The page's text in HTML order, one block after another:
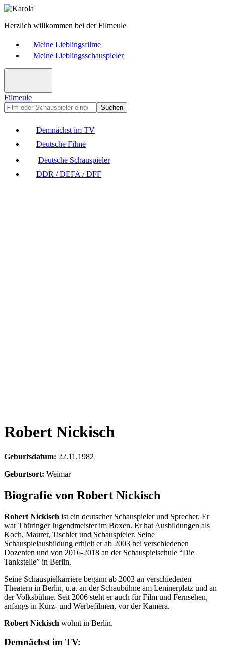
Herzlich willkommen bei der Filmeule
Meine Lieblingsfilme
Meine Lieblingsschauspieler
Filmeule
Suchen
Demnächst im TV
Deutsche Filme
Deutsche Schauspieler
DDR / DEFA / DFF
Robert Nickisch
Geburtsdatum: 22.11.1982
Geburtsort: Weimar
Biografie von Robert Nickisch
Robert Nickisch ist ein deutscher Schauspieler und Sprecher. Er
war Thüringer Jugendmeister im Boxen. Er hat Ausbildungen als
Koch, Maurer, Tischler und Schauspieler. Seine
Schauspielausbildung erhielt er ab 2003 bei verschiedenen
Dozenten und von 2016-2018 an der Schauspielschule “Die
Tankstelle” in Berlin.
Seine Schauspielkarriere begann ab 2003 an verschiedenen
Theatern in Berlin, u.a. an der Schaubühne am Leninerplatz und an
der Volksbühne. Seit 2006 steht er auch für Film und Fernsehen,
anfangs in Kurz- und Werbefilmen, vor der Kamera.
Robert Nickisch wohnt in Berlin.
Demnächst im TV: